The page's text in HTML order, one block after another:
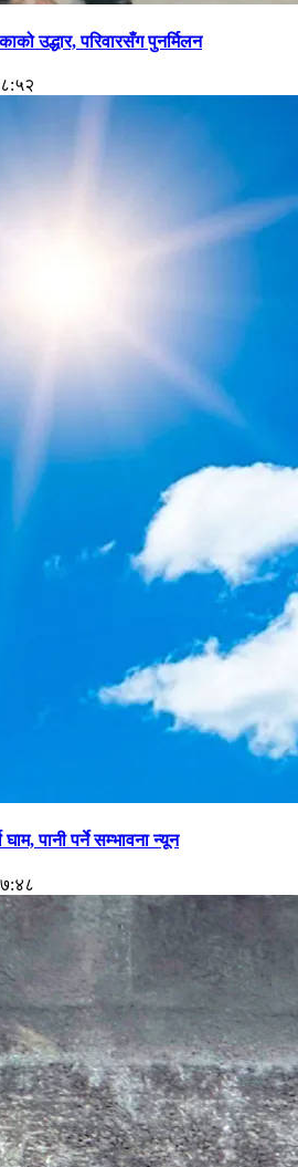
उद्धार, परिवारसँग पुनर्मिलन
पानी पर्ने सम्भावना न्यून